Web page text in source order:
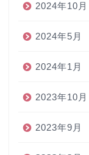
2024年10月
2024年5月
2024年1月
2023年10月
2023年9月